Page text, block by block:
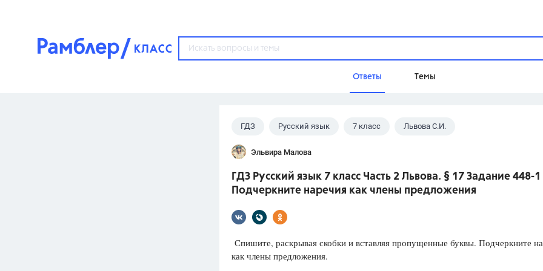
Ответы Темы
Популярные темы
ГДЗ
ОГЭ
ФИПИ
Домашнее задание
Учебники
ГДЗ Русский язык 7 класс Львова С.И.
Эльвира Малова
ГДЗ Русский язык 7 класс Часть 2 Львова. § 17 Задание 448-1
Подчеркните наречия как члены предложения
Спишите, раскрывая скобки и вставляя пропущенные буквы. Подчеркните
как члены предложения.